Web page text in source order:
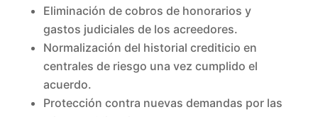
Eliminación de cobros de honorarios y
gastos judiciales de los acreedores.
Normalización del historial crediticio en
centrales de riesgo una vez cumplido el
acuerdo.
Protección contra nuevas demandas por las